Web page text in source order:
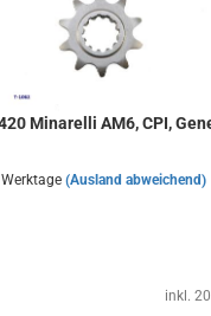
Minarelli AM6, CPI,
(Ausland abweichend)
inkl.